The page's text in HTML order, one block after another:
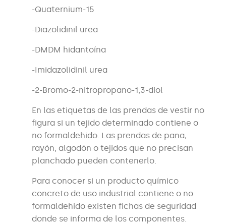
-Quaternium-15
-Diazolidinil urea
-DMDM hidantoína
-Imidazolidinil urea
-2-Bromo-2-nitropropano-1,3-diol
En las etiquetas de las prendas de vestir no
figura si un tejido determinado contiene o
no formaldehido. Las prendas de pana,
rayón, algodón o tejidos que no precisan
planchado pueden contenerlo.
Para conocer si un producto químico
concreto de uso industrial contiene o no
formaldehido existen fichas de seguridad
donde se informa de los componentes.